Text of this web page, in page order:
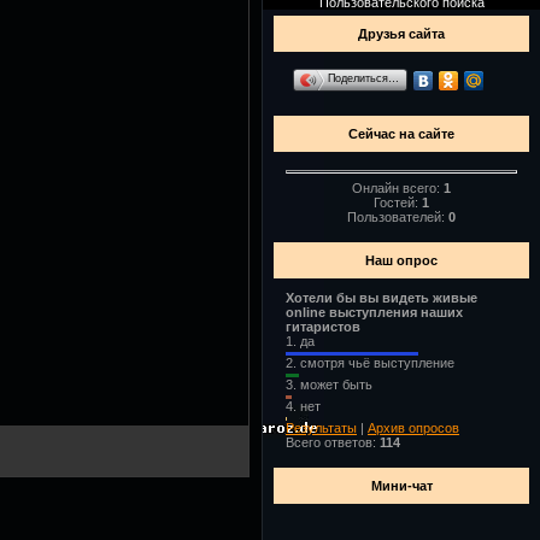
Друзья сайта
Поделиться…
Сейчас на сайте
Онлайн всего: 1
Гостей: 1
Пользователей: 0
Наш опрос
Хотели бы вы видеть живые
online выступления наших
гитаристов
1. да
2. смотря чьё выступление
3. может быть
4. нет
Результаты | Архив опросов
Всего ответов: 114
Мини-чат